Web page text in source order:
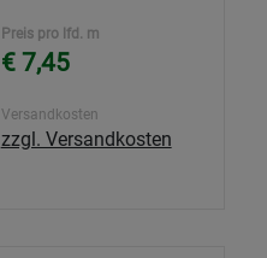
Preis pro lfd. m
€ 7,45
Versandkosten
zzgl. Versandkosten